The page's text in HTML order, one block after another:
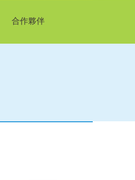
合作夥伴